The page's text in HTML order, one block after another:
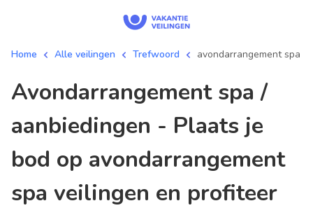
Home Alle veilingen Trefwoord avondarrangement spa
avondarrangement spa /
aanbiedingen - Plaats je
bod op avondarrangement
spa veilingen en profiteer